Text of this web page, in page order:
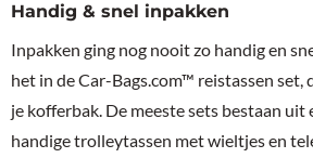
Handig & snel inpakken
Inpakken ging nog nooit zo handig en
het in de Car-Bags.com™ reistassen set,
je kofferbak. De meeste sets bestaan uit
handige trolleytassen met wieltjes en